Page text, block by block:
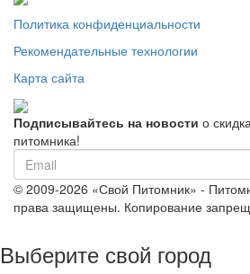
Политика конфиденциальности
Рекомендательные технологии
Карта сайта
Подписывайтесь на новости о
питомника!
© 2009-2026 «Свой Питомник» -
права защищены. Копирование
Выберите свой город